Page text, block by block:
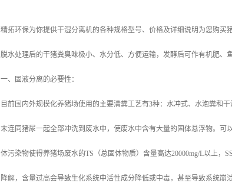
精拓环保为你提供干湿分离机的各种规格型号、价格及详细说明为您购
脱水处理后的干猪粪臭味极小、水分低、方便运输，发酵后可作有机肥、
一、固液分离的必要性：
目前国内外规模化养猪场使用的主要清粪工艺有3种：水冲式、水泡粪和
末连同猪尿一起全部冲洗到废水中，使废水中含有大量的固体悬浮物。
体污染物使得养猪场废水的TS（总固体物质）含量高达20000mg/L以上，
降解，含量过高会导致生化系统中活性成分降低或中毒，甚至导致系统